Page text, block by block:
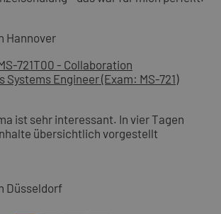
Hannover
721T00 - Collaboration
Systems Engineer (Exam: MS-721)
ist sehr interessant. In vier Tagen
übersichtlich vorgestellt
Düsseldorf